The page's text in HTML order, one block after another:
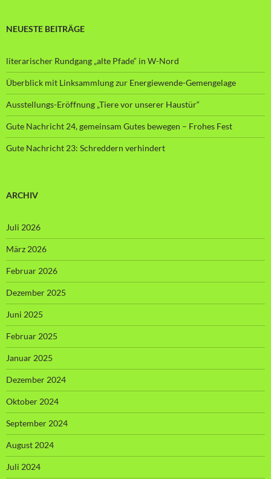
NEUESTE BEITRÄGE
literarischer Rundgang „alte Pfade“ in W-Nord
Überblick mit Linksammlung zur Energiewende-Gemengelage
Ausstellungs-Eröffnung „Tiere vor unserer Haustür“
Gute Nachricht 24, gemeinsam Gutes bewegen – Frohes Fest
Gute Nachricht 23: Schreddern verhindert
ARCHIV
Juli 2026
März 2026
Februar 2026
Dezember 2025
Juni 2025
Februar 2025
Januar 2025
Dezember 2024
Oktober 2024
September 2024
August 2024
Juli 2024